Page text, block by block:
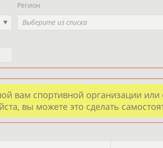
Регион
Выберите из списка
вам спортивной организации
вы можете это сделать